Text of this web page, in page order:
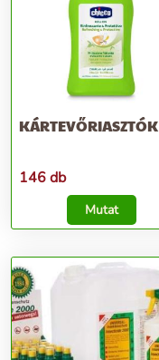
KÁRTEVŐRIASZTÓK
146 db
Mutat